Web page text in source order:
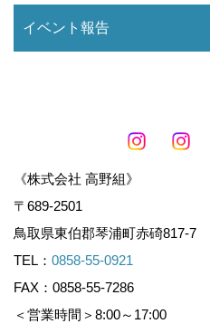
イベント報告
《株式会社 高野組》
〒689-2501
鳥取県東伯郡琴浦町赤碕817-7
TEL： 0858-55-0921
FAX：0858-55-7286
＜営業時間＞8:00～17:00